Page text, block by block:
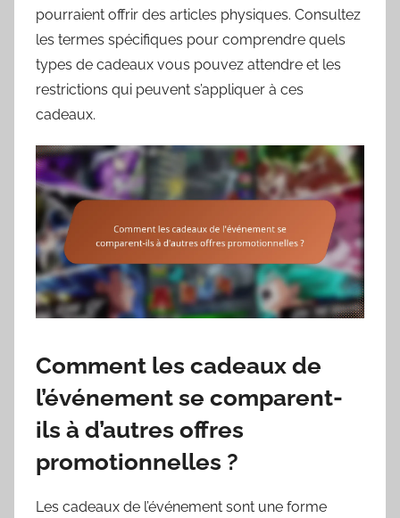
pourraient offrir des articles physiques. Consultez
les termes spécifiques pour comprendre quels
types de cadeaux vous pouvez attendre et les
restrictions qui peuvent s’appliquer à ces
cadeaux.
Comment les cadeaux de
l’événement se comparent-
ils à d’autres offres
promotionnelles ?
Les cadeaux de l’événement sont une forme